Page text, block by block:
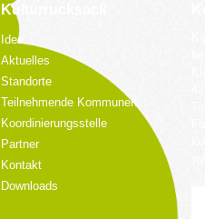
Kulturrucksack
Idee
Aktuelles
Standorte
Teilnehmende Kommunen
Koordinierungsstelle
Partner
Kontakt
Downloads